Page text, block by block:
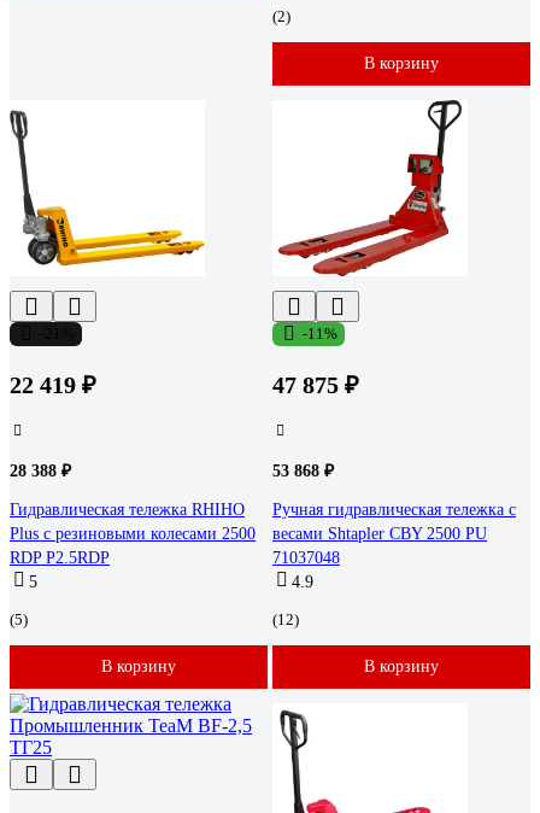
(2)
В корзину
22 419 ₽
28 388 ₽
Гидравлическая тележка RHIHO
Plus с резиновыми колесами 2500
RDP P2.5RDP
5
(5)
В корзину
-11%
47 875 ₽
53 868 ₽
Ручная гидравлическая тележка с
весами Shtapler CBY 2500 PU
71037048
4.9
(12)
В корзину